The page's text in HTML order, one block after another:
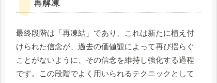
最終段階は「再凍結」であり、これは新たに植え付
けられた信念が、過去の価値観によって再び揺らぐ
ことがないように、その信念を維持し強化する過程
です。この段階でよく用いられるテクニックとして